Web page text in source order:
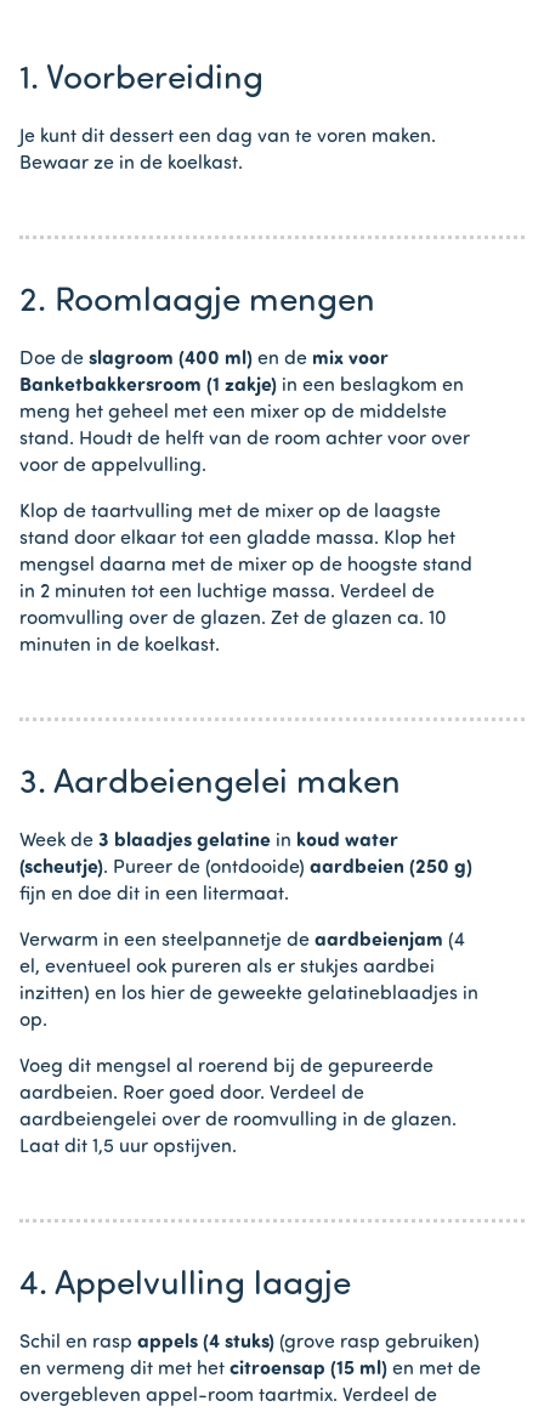
1. Voorbereiding
Je kunt dit dessert een dag van te voren maken.
Bewaar ze in de koelkast.
2. Roomlaagje mengen
Doe de slagroom (400 ml) en de mix voor
Banketbakkersroom (1 zakje) in een beslagkom en
meng het geheel met een mixer op de middelste
stand. Houdt de helft van de room achter voor over
voor de appelvulling.
Klop de taartvulling met de mixer op de laagste
stand door elkaar tot een gladde massa. Klop het
mengsel daarna met de mixer op de hoogste stand
in 2 minuten tot een luchtige massa. Verdeel de
roomvulling over de glazen. Zet de glazen ca. 10
minuten in de koelkast.
3. Aardbeiengelei maken
Week de 3 blaadjes gelatine in koud water
(scheutje). Pureer de (ontdooide) aardbeien (250 g)
fijn en doe dit in een litermaat.
Verwarm in een steelpannetje de aardbeienjam (4
el, eventueel ook pureren als er stukjes aardbei
inzitten) en los hier de geweekte gelatineblaadjes in
op.
Voeg dit mengsel al roerend bij de gepureerde
aardbeien. Roer goed door. Verdeel de
aardbeiengelei over de roomvulling in de glazen.
Laat dit 1,5 uur opstijven.
4. Appelvulling laagje
Schil en rasp appels (4 stuks) (grove rasp gebruiken)
en vermeng dit met het citroensap (15 ml) en met de
overgebleven appel-room taartmix. Verdeel de